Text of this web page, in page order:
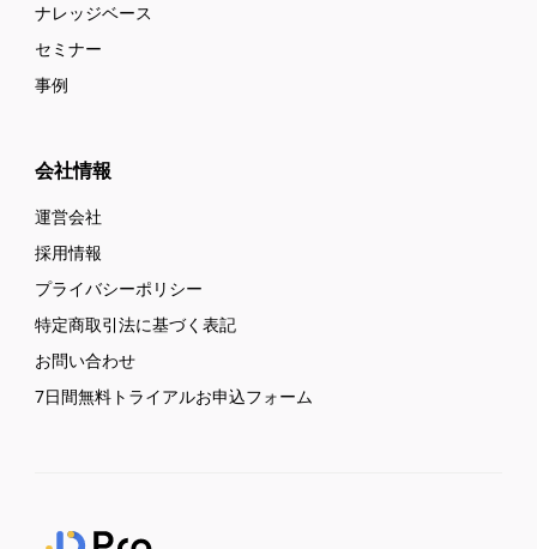
ナレッジベース
セミナー
事例
会社情報
運営会社
採用情報
プライバシーポリシー
特定商取引法に基づく表記
お問い合わせ
7日間無料トライアルお申込フォーム